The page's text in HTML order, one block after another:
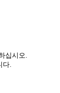
십시오.
.